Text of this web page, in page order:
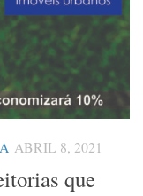
ABRIL 8, 2021
que